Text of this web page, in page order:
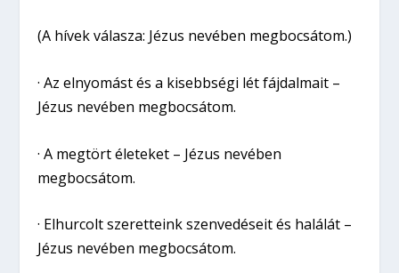
(A hívek válasza: Jézus nevében megbocsátom.)
· Az elnyomást és a kisebbségi lét fájdalmait –
Jézus nevében megbocsátom.
· A megtört életeket – Jézus nevében
megbocsátom.
· Elhurcolt szeretteink szenvedéseit és halálát –
Jézus nevében megbocsátom.